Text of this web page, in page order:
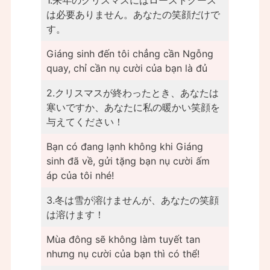
は必要ありません。あなたの笑顔だけで
す。
Giáng sinh đến tôi chẳng cần Ngỗng
quay, chỉ cần nụ cười của bạn là đủ
2.クリスマスが終わったとき、あなたは
寒いですか、あなたに私の暖かい笑顔を
与えてください！
Bạn có đang lạnh không khi Giáng
sinh đã về, gửi tặng bạn nụ cười ấm
áp của tôi nhé!
3.冬は雪が溶けませんが、あなたの笑顔
は溶けます！
Mùa đông sẽ không làm tuyết tan
nhưng nụ cười của bạn thì có thể!